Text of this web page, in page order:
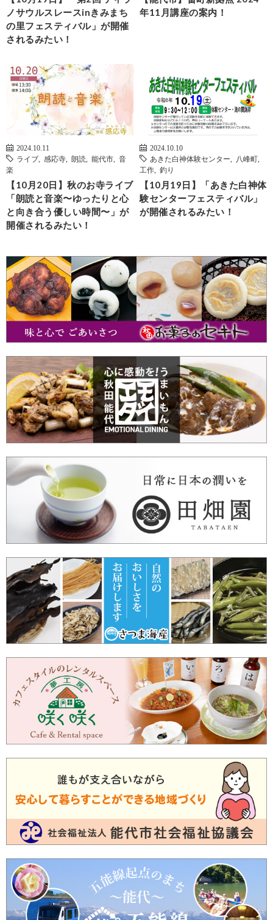
ノサウルスレースinきみまち
の里フェスティバル」が開催
されるみたい！
年11月講座の案内！
2024.10.11
ライブ
感応寺 朗読 能代市
音
楽
【10月20日】秋のお寺ライブ
「朗読と音楽〜ゆったりと心
と向き合う優しい時間〜」が
開催されるみたい！
2024.10.10
あきた白神体験センター
八峰町
工作
釣り
【10月19日】「あきた白神体
験センターフェスティバル」
が開催されるみたい！